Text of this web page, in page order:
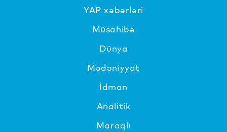
YAP xəbərləri
Müsahibə
Dünya
Mədəniyyat
İdman
Analitik
Maraqlı